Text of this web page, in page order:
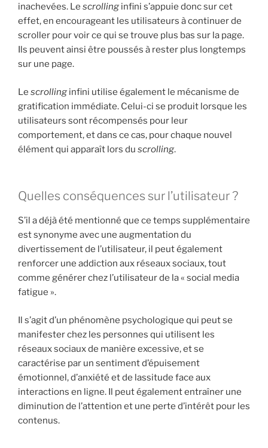
inachevées. Le scrolling infini s’appuie donc sur cet
effet, en encourageant les utilisateurs à continuer de
scroller pour voir ce qui se trouve plus bas sur la page.
Ils peuvent ainsi être poussés à rester plus longtemps
sur une page.
Le scrolling infini utilise également le mécanisme de
gratification immédiate. Celui-ci se produit lorsque les
utilisateurs sont récompensés pour leur
comportement, et dans ce cas, pour chaque nouvel
élément qui apparaît lors du scrolling.
Quelles conséquences sur l’utilisateur ?
S’il a déjà été mentionné que ce temps supplémentaire
est synonyme avec une augmentation du
divertissement de l’utilisateur, il peut également
renforcer une addiction aux réseaux sociaux, tout
comme générer chez l’utilisateur de la « social media
fatigue ».
Il s’agit d’un phénomène psychologique qui peut se
manifester chez les personnes qui utilisent les
réseaux sociaux de manière excessive, et se
caractérise par un sentiment d’épuisement
émotionnel, d’anxiété et de lassitude face aux
interactions en ligne. Il peut également entraîner une
diminution de l’attention et une perte d’intérêt pour les
contenus.